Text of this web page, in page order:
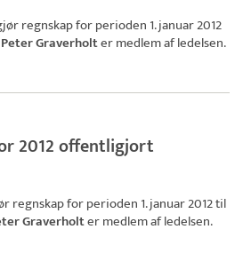
regnskap for perioden 1. januar 2012
Peter Graverholter medlem af ledelsen.
2012 offentligjort
regnskap for perioden 1. januar 2012 til
Graverholter medlem af ledelsen.